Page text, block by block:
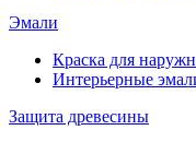
Эмали
Краска для
Интерьерные
Защита древесины